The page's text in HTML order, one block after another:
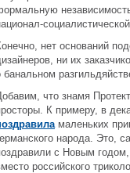
нет оснований
ни их
банальном
что знамя
К примеру, в
маленьких
народа. Это,
с Новым
российского